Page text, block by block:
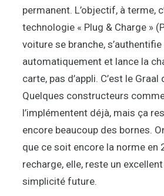
permanent. L’objectif, à terme,
technologie « Plug & Charge »
voiture se branche, s’authentifie
automatiquement et lance la
carte, pas d’appli. C’est le
Quelques constructeurs
l’implémentent déjà, mais ça
encore beaucoup des bornes.
que ce soit encore la norme en
recharge, elle, reste un
simplicité future.